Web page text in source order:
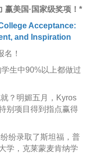
美国·国家级奖项！*
Acceptance:
and Inspiration
！
生中90%以上都做过
？明媚五月，Kyros
别项目得到指点赢得
纷录取了斯坦福，普
学，克莱蒙麦肯纳学